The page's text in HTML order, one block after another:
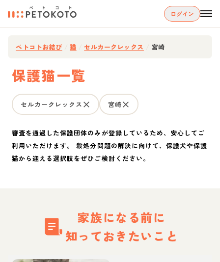
ログイン
ペトコトお結び 猫 セルカークレックス 宮崎
保護猫一覧
セルカークレックス 宮崎
審査を通過した保護団体のみが登録しているため、安心してご
利用いただけます。 殺処分問題の解決に向けて、保護犬や保護
猫から迎える選択肢をぜひご検討ください。
家族になる前に
知っておきたいこと